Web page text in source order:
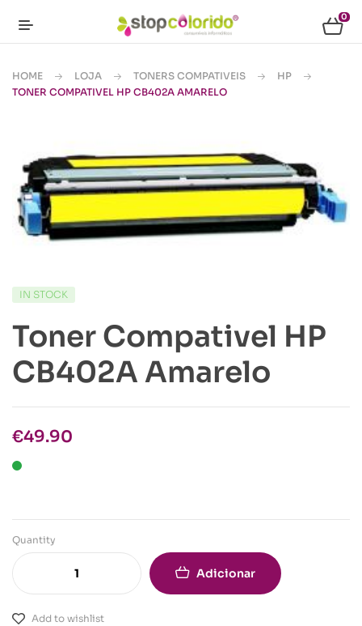
0
HOME LOJA TONERS COMPATIVEIS
HP
TONER COMPATIVEL HP CB402A AMARELO
IN STOCK
Toner Compativel HP
CB402A Amarelo
€49.90
Quantity
Adicionar
Add to wishlist